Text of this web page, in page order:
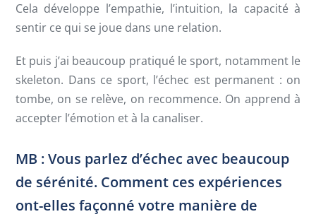
Cela développe l’empathie, l’intuition, la capacité à
sentir ce qui se joue dans une relation.
Et puis j’ai beaucoup pratiqué le sport, notamment le
skeleton. Dans ce sport, l’échec est permanent : on
tombe, on se relève, on recommence. On apprend à
accepter l’émotion et à la canaliser.
MB : Vous parlez d’échec avec beaucoup
de sérénité. Comment ces expériences
ont-elles façonné votre manière de